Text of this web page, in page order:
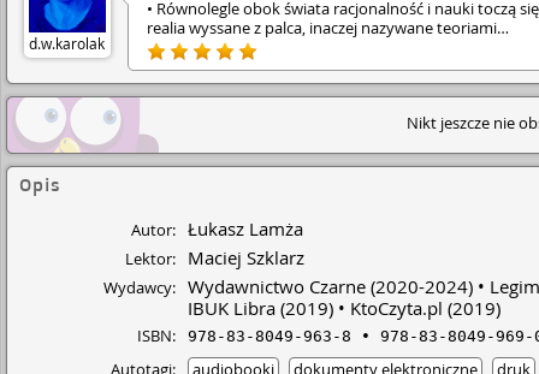
d.w.karolak
• Równolegle obok świata racjonalność i nauki toczą się
realia wyssane z palca, inaczej nazywane teoriami
spiskowymi. • Oczywiści Lamża skrupulatnie i nie
dobrego humoru obala fundamenty spiskowców i
ich absurdalne argumenty. • Świetna lektura! Można
polecać dziadersom!
Nikt jeszcze nie
Opis
Autor: Łukasz Lamża
Lektor: Maciej Szklarz
Wydawcy: Wydawnictwo Czarne (2020-2024)
IBUK Libra (2019) KtoCzyta.pl (2019)
ISBN: 978-83-8049-963-8 978-83-8049-969-
Autotagi: audiobooki dokumenty elektroniczne
druk